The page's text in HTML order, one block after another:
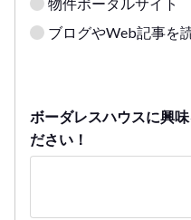
ブログやWeb記事を
ボーダレスハウスに興
ださい！